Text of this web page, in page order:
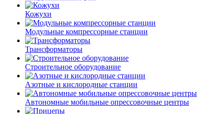
Кожухи
Модульные компрессорные станции
Трансформаторы
Строительное оборудование
Азотные и кислородные станции
Автономные мобильные опрессовочные центры